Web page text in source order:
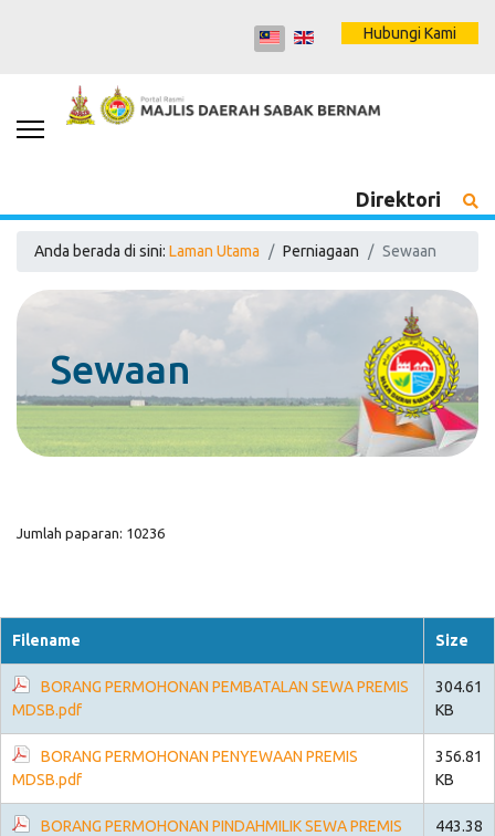
Hubungi Kami
Direktori
Anda berada di sini: Laman Utama Perniagaan Sewaan
Sewaan
Jumlah paparan: 10236
Filename Size
BORANG PERMOHONAN PEMBATALAN SEWA PREMIS
MDSB.pdf
304.61
KB
BORANG PERMOHONAN PENYEWAAN PREMIS
MDSB.pdf
356.81
KB
BORANG PERMOHONAN PINDAHMILIK SEWA PREMIS
443.38